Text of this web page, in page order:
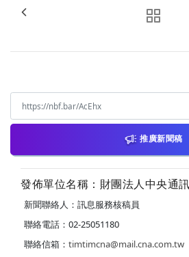
推廣新聞稿
發佈單位名稱：財團法人中央通
新聞聯絡人：訊息服務核稿員
聯絡電話：02-25051180
聯絡信箱： timtimcna@mail.cna.com.tw